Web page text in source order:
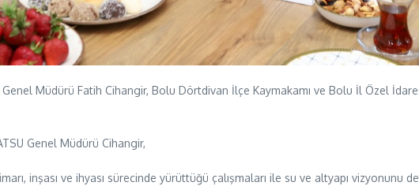
Müdürü Fatih Cihangir, Bolu Dörtdivan İlçe Kaymakamı ve Bolu İl Özel
Genel Müdürü Cihangir,
inşası ve ihyası sürecinde yürüttüğü çalışmaları ile su ve altyapı vizyonunu